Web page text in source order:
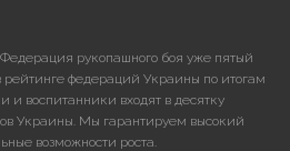
рукопашного боя уже пятый
рейтинге федераций Украины по итогам
и воспитанники входят в десятку
Украины. Мы гарантируем высокий
возможности роста.